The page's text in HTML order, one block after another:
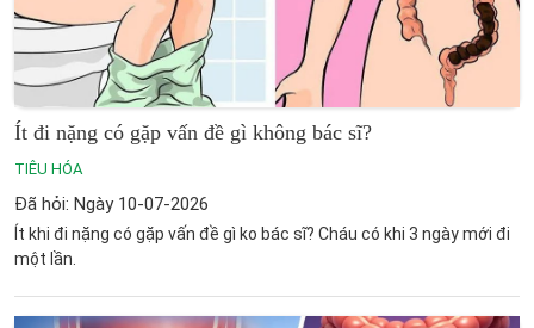
Ít đi nặng có gặp vấn đề gì không bác sĩ?
TIÊU HÓA
Đã hỏi: Ngày 10-07-2026
Ít khi đi nặng có gặp vấn đề gì ko bác sĩ? Cháu có khi 3 ngày mới đi
một lần.